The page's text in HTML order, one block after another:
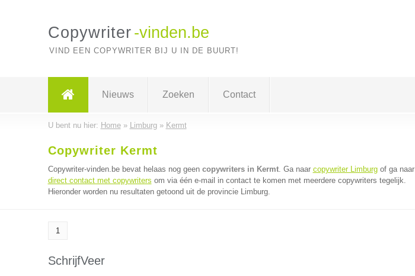
Copywriter -vinden.be
VIND EEN COPYWRITER BIJ U IN DE BUURT!
Nieuws Zoeken Contact
U bent nu hier: Home» Limburg» Kermt
Copywriter Kermt
Copywriter-vinden.be bevat helaas nog geen copywriters in Kermt. Ga naar copywriter Limburgof ga naar
direct contact met copywriters om via één e-mail in contact te komen met meerdere copywriters tegelijk.
Hieronder worden nu resultaten getoond uit de provincie Limburg.
1
SchrijfVeer